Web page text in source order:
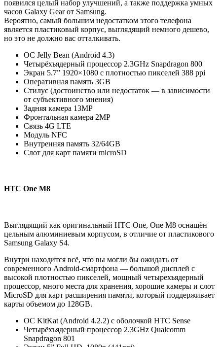
появился целый набор улучшений, а также поддержка умных
часов Galaxy Gear от Samsung.
Вероятно, самый большим недостатком этого телефона
является пластиковый корпус, выглядящий немного дешево,
но это не должно вас отталкивать.
ОС Jelly Bean (Android 4.3)
Четырёхъядерный процессор 2.3GHz Snapdragon 800
Экран 5.7” 1920×1080 с плотностью пикселей 388 ppi
Оперативная память 3GB
Стилус (достоинство или недостаток — в зависимости
от субъективного мнения)
Задняя камера 13MP
Фронтальная камера 2MP
Связь 4G LTE
Модуль NFC
Внутренняя память 32/64GB
Слот для карт памяти microSD
HTC One M8
Выглядящий как оригинальный HTC One, One M8 оснащён
цельным алюминиевым корпусом, в отличие от пластикового
Samsung Galaxy S4.
Внутри находится всё, что вы могли бы ожидать от
современного Android-смартфона — большой дисплей с
высокой плотностью пикселей, мощный четырехъядерный
процессор, много места для хранения, хорошие камеры и слот
MicroSD для карт расширения памяти, который поддерживает
карты объемом до 128GB.
ОС KitKat (Android 4.2.2) с оболочкой HTC Sense
Четырёхъядерный процессор 2.3GHz Qualcomm
Snapdragon 801